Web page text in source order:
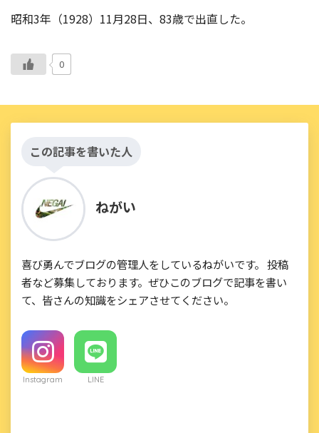
昭和3年（1928）11月28日、83歳で出直した。
0
この記事を書いた人
ねがい
喜び勇んでブログの管理人をしているねがいです。 投稿
者など募集しております。ぜひこのブログで記事を書い
て、皆さんの知識をシェアさせてください。
Instagram LINE